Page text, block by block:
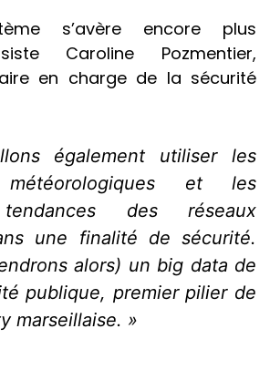
s’avère encore plus
Caroline Pozmentier,
en charge de la sécurité
également utiliser les
météorologiques et les
des réseaux
une finalité de sécurité.
alors) un big data de
publique, premier pilier de
marseillaise. »